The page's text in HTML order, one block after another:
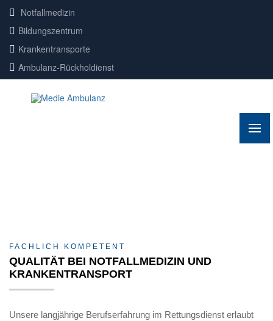
Notfallmedizin
Bildungszentrum
Krankentransporte
Ambulanz-Rückholdienst
FACHLICH KOMPETENT
QUALITÄT BEI NOTFALLMEDIZIN UND
KRANKENTRANSPORT
Unsere langjährige Berufserfahrung im Rettungsdienst erlaubt